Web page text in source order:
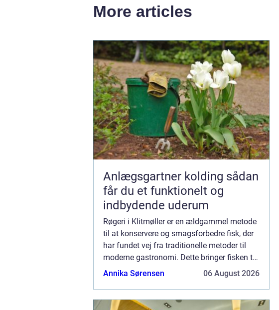
More articles
Anlægsgartner kolding sådan
får du et funktionelt og
indbydende uderum
Røgeri i Klitmøller er en ældgammel metode
til at konservere og smagsforbedre fisk, der
har fundet vej fra traditionelle metoder til
moderne gastronomi. Dette bringer fisken til
nye smagshøjder, og hos et røgeri er d...
Annika Sørensen 06 August 2026